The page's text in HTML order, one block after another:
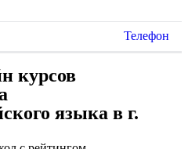
Телефон
курсов
языка в г.